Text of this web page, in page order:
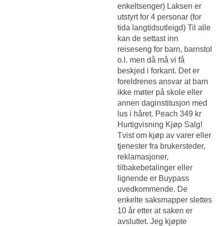
enkeltsenger) Laksen er
utstyrt for 4 personar (for
tida langtidsutleigd) Til alle
kan de settast inn
reiseseng for barn, barnstol
o.l. men då må vi få
beskjed i forkant. Det er
foreldrenes ansvar at barn
ikke møter på skole eller
annen daginstitusjon med
lus i håret. Peach 349 kr
Hurtigvisning Kjøp Salg!
Tvist om kjøp av varer eller
tjenester fra brukersteder,
reklamasjoner,
tilbakebetalinger eller
lignende er Buypass
uvedkommende. De
enkelte saksmapper slettes
10 år etter at saken er
avsluttet. Jeg kjøpte